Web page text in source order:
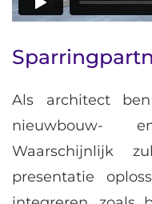
Als architect
nieuwbouw-
Waarschijnlijk
presentatie